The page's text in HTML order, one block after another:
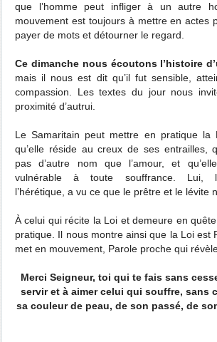
que l’homme peut infliger à un autre
mouvement est toujours à mettre en actes
payer de mots et détourner le regard.
Ce dimanche nous écoutons l’histoire
mais il nous est dit qu’il fut sensible,
compassion. Les textes du jour nous
proximité d’autrui.
Le Samaritain peut mettre en pratique la
qu’elle réside au creux de ses entrailles,
pas d’autre nom que l’amour, et
vulnérable à toute souffrance. Lui,
l’hérétique, a vu ce que le prêtre et le lévite
À celui qui récite la Loi et demeure en
pratique. Il nous montre ainsi que la Loi est
met en mouvement, Parole proche qui
Merci Seigneur, toi qui te fais sans
servir et à aimer celui qui souffre, sans
sa couleur de peau, de son passé, de